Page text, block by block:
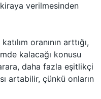
verilmesinden
oranının arttığı,
kalacağı konusu
daha fazla eşitlikçi
artabilir, çünkü onların